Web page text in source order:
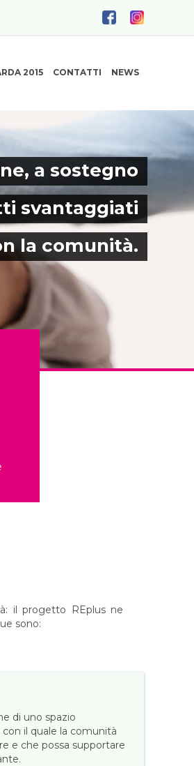
2015 CONTATTI NEWS
a sostegno
svantaggiati
la comunità.
il progetto REplus ne
sono:
di uno spazio
il quale la comunità
e che possa supportare